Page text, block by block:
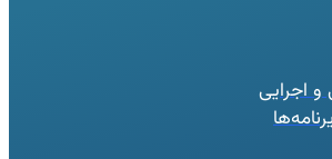
اجرایی